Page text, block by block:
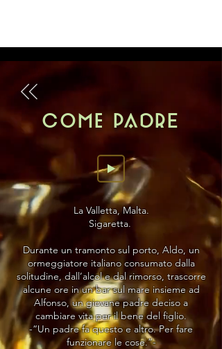
Come PADRE
La Valletta, Malta.
Sigaretta.
Durante un tramonto sul porto, Aldo, un
ormeggiatore italiano consumato dalla
solitudine, dall’alcol e dal rimorso, trascorre
alcune ore in un bar sul mare insieme ad
Alfonso, un giovane padre deciso a
cambiare vita per il bene del figlio.
-“Un padre fa questo e altro. Per fare
funzionare le cose.”-